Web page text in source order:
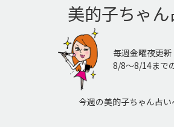
美的子ちゃん
毎週金曜夜更新
8/8〜8/14まで
今週の美的子ちゃん占い